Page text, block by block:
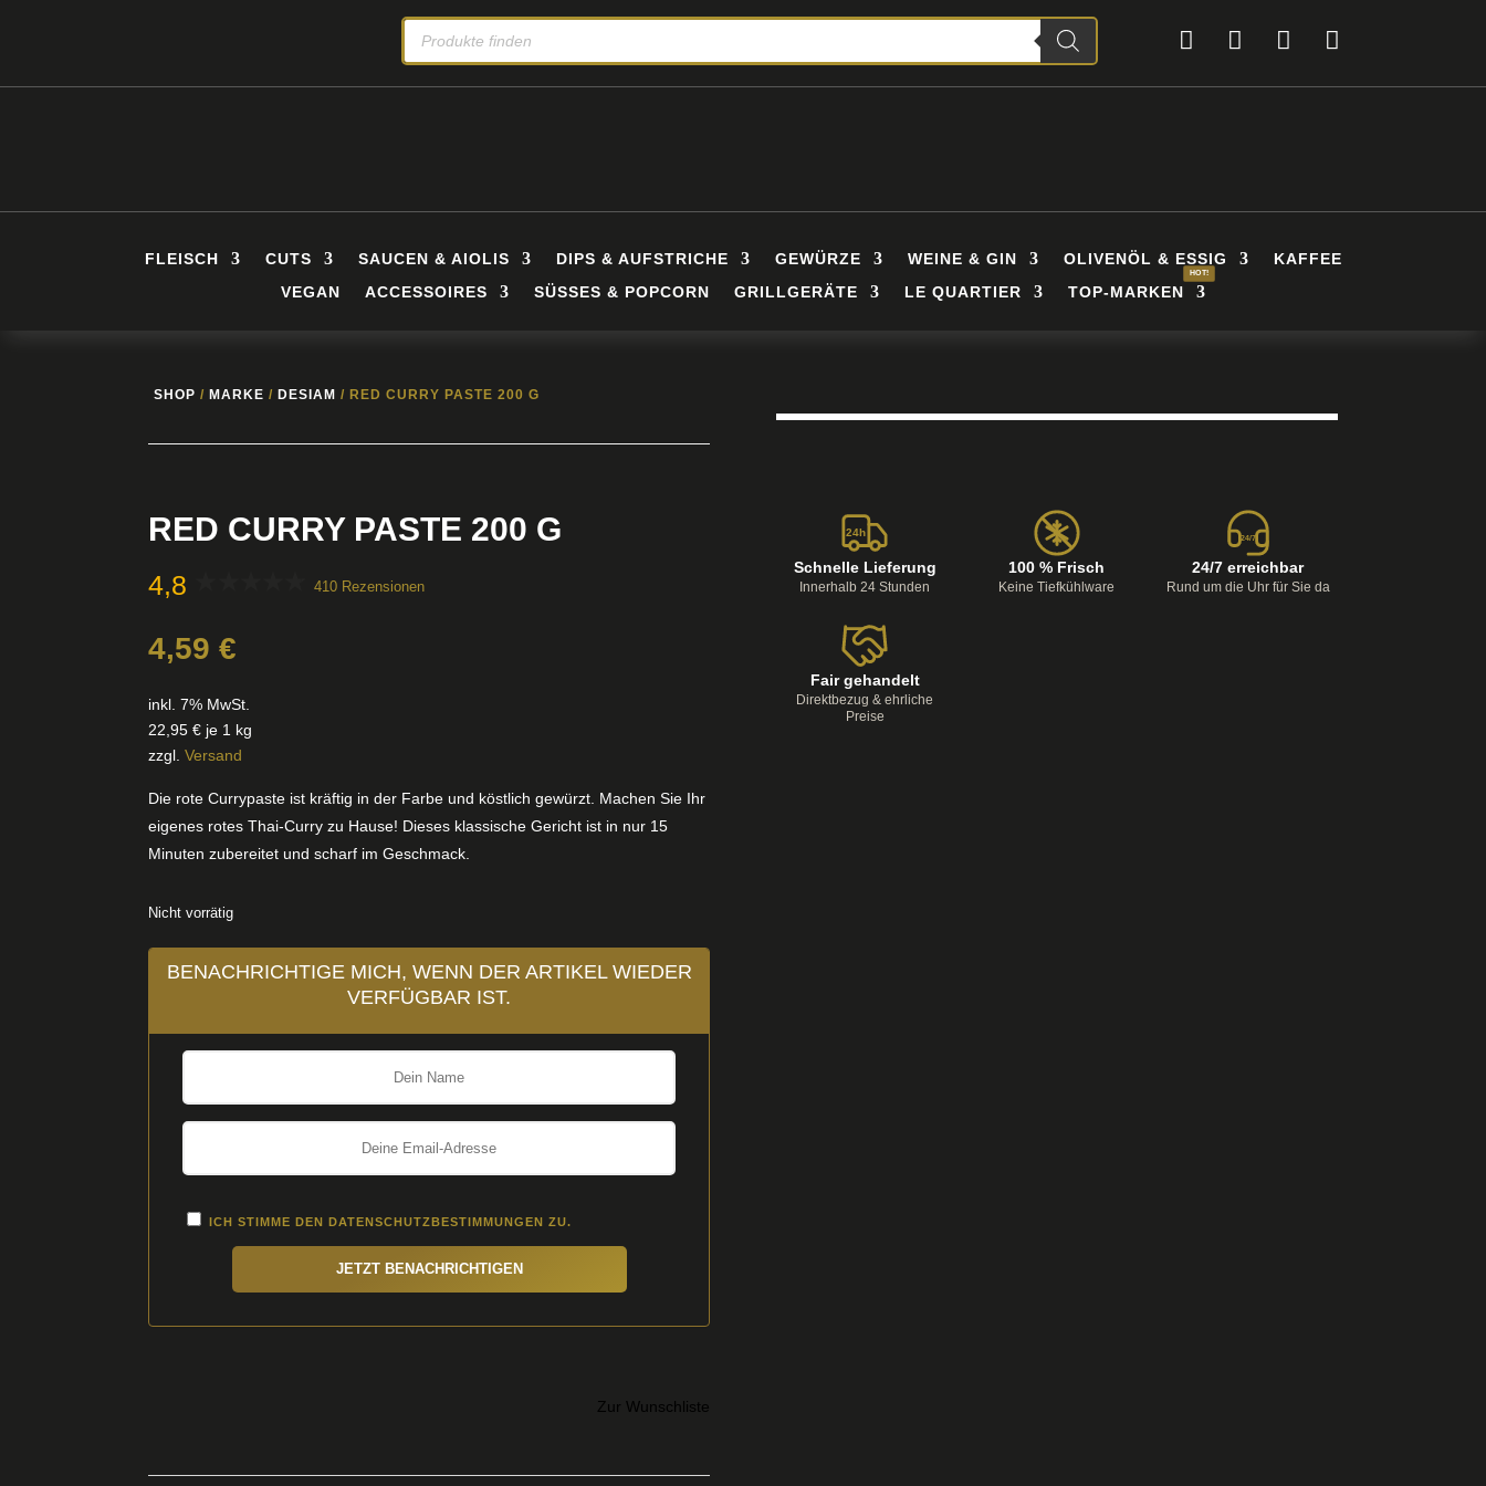
PRODUCTS
SEARCH
   
FLEISCH CUTS SAUCEN & AIOLIS DIPS & AUFSTRICHE GEWÜRZE WEINE & GIN OLIVENÖL & ESSIG
KAFFEE
VEGAN
ACCESSOIRES SÜSSES & POPCORN GRILLGERÄTE LE QUARTIER TOP-MARKEN
SHOP /MARKE /DESIAM / RED CURRY PASTE 200 G
RED CURRY PASTE 200 G
4,8 410 Rezensionen
4,59€
inkl. 7% MwSt.
22,95€ je 1 kg
zzgl.Versand
Die rote Currypaste ist kräftig in der Farbe und köstlich gewürzt. Machen Sie Ihr
eigenes rotes Thai-Curry zu Hause! Dieses klassische Gericht ist in nur 15
Minuten zubereitet und scharf im Geschmack.
Nicht vorrätig
BENACHRICHTIGE MICH, WENN DER ARTIKEL WIEDER
VERFÜGBAR IST.
ICH STIMME DEN DATENSCHUTZBESTIMMUNGEN ZU.
JETZT BENACHRICHTIGEN
Zur Wunschliste
24h
Schnelle Lieferung
Innerhalb 24 Stunden
100 % Frisch
Keine Tiefkühlware
24/7
24/7 erreichbar
Rund um die Uhr für Sie da
Fair gehandelt
Direktbezug & ehrliche
Preise